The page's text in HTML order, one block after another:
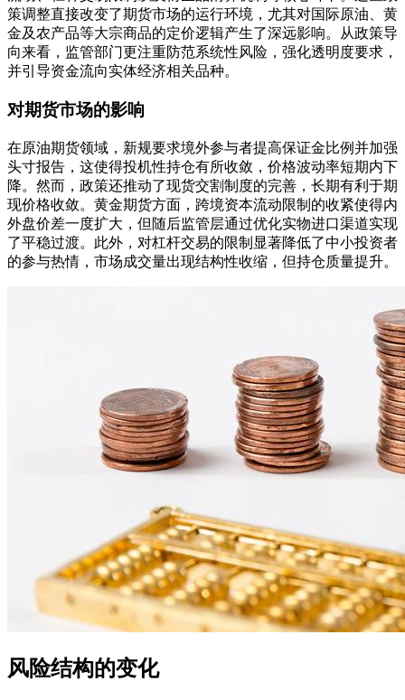
策调整直接改变了期货市场的运行环境，尤其对国际原油、黄
金及农产品等大宗商品的定价逻辑产生了深远影响。从政策导
向来看，监管部门更注重防范系统性风险，强化透明度要求，
并引导资金流向实体经济相关品种。
对期货市场的影响
在原油期货领域，新规要求境外参与者提高保证金比例并加强
头寸报告，这使得投机性持仓有所收敛，价格波动率短期内下
降。然而，政策还推动了现货交割制度的完善，长期有利于期
现价格收敛。黄金期货方面，跨境资本流动限制的收紧使得内
外盘价差一度扩大，但随后监管层通过优化实物进口渠道实现
了平稳过渡。此外，对杠杆交易的限制显著降低了中小投资者
的参与热情，市场成交量出现结构性收缩，但持仓质量提升。
风险结构的变化